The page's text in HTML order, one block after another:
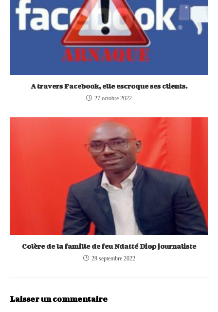
A travers Facebook, elle escroque ses clients.
27 octobre 2022
Colère de la famille de feu Ndatté Diop journaliste
29 septembre 2022
Laisser un commentaire